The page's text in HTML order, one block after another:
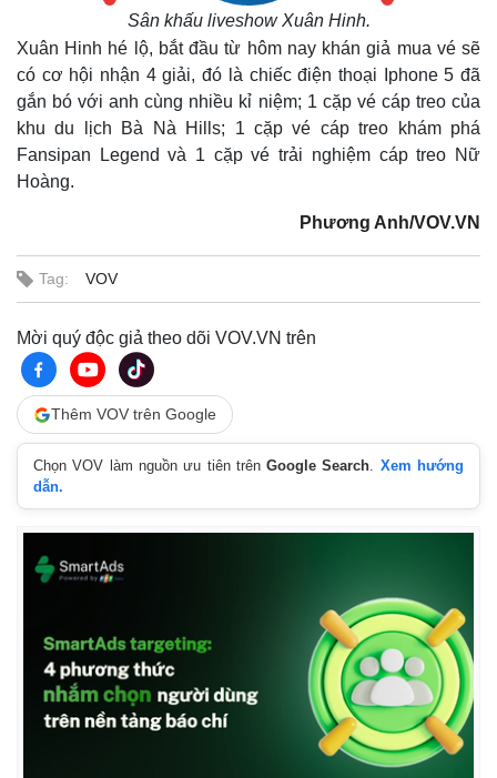
Sân khấu liveshow Xuân Hinh.
Xuân Hinh hé lộ, bắt đầu từ hôm nay khán giả mua vé sẽ
có cơ hội nhận 4 giải, đó là chiếc điện thoại Iphone 5 đã
gắn bó với anh cùng nhiều kỉ niệm; 1 cặp vé cáp treo của
khu du lịch Bà Nà Hills; 1 cặp vé cáp treo khám phá
Fansipan Legend và 1 cặp vé trải nghiệm cáp treo Nữ
Hoàng.
Phương Anh/VOV.VN
Tag: VOV
Mời quý độc giả theo dõi VOV.VN trên
Thêm VOV trên Google
Chọn VOV làm nguồn ưu tiên trênGoogle Search. Xem hướng
dẫn.